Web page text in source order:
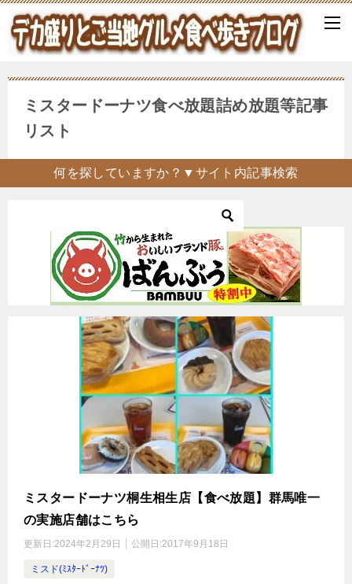
ミスタードーナツ食べ放題詰め放題等記事
リスト
何を探していますか？▼サイト内記事検索
ミスタードーナツ桐生相生店【食べ放題】群馬唯一
の実施店舗はこちら
更新日:2024年2月29日 公開日:2017年9月18日
ミスド(ﾐｽﾀｰﾄﾞｰﾅﾂ)